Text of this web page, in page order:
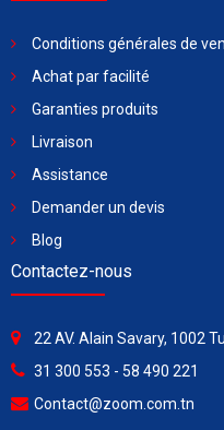
Conditions générales de
Achat par facilité
Garanties produits
Livraison
Assistance
Demander un devis
Blog
Contactez-nous
22 AV. Alain Savary, 1002
31 300 553 - 58 490 221
Contact@zoom.com.tn